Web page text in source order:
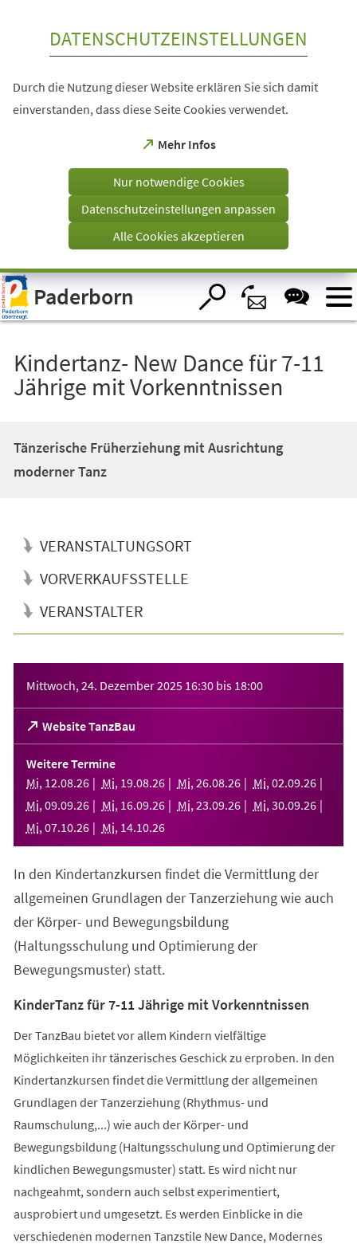
Visuelle
Assistenzsoftware
öffnen.
DATENSCHUTZEINSTELLUNGEN
Durch die Nutzung dieser Website erklären Sie sich damit
einverstanden, dass diese Seite Cookies verwendet.
Mehr Infos
(Öffnet
einem
Tab)
Nur notwendige Cookies
Datenschutzeinstellungen anpassen
Alle Cookies akzeptieren
Paderborn
Kindertanz- New Dance für 7-11
Jährige mit Vorkenntnissen
Tänzerische Früherziehung mit Ausrichtung
moderner Tanz
VERANSTALTUNGSORT
VORVERKAUFSSTELLE
VERANSTALTER
Mittwoch, 24. Dezember 2025 16:30 bis 18:00
Website TanzBau
(Öffnet
in
einem
neuen
Tab)
Weitere Termine
Mi, 12.08.26 Mi, 19.08.26 Mi, 26.08.26 Mi, 02.09.26
Mi, 09.09.26 Mi, 16.09.26 Mi, 23.09.26 Mi, 30.09.26
Mi, 07.10.26 Mi, 14.10.26
In den Kindertanzkursen findet die Vermittlung der
allgemeinen Grundlagen der Tanzerziehung wie auch
der Körper- und Bewegungsbildung
(Haltungsschulung und Optimierung der
Bewegungsmuster) statt.
KinderTanz für 7-11 Jährige mit Vorkenntnissen
Der TanzBau bietet vor allem Kindern vielfältige
Möglichkeiten ihr tänzerisches Geschick zu erproben. In den
Kindertanzkursen findet die Vermittlung der allgemeinen
Grundlagen der Tanzerziehung (Rhythmus- und
Raumschulung,...) wie auch der Körper- und
Bewegungsbildung (Haltungsschulung und Optimierung der
kindlichen Bewegungsmuster) statt. Es wird nicht nur
nachgeahmt, sondern auch selbst experimentiert,
ausprobiert und umgesetzt. Es werden Einblicke in die
verschiedenen modernen Tanzstile New Dance, Modernes